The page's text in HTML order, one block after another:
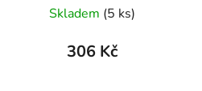
Skladem (5 ks)
306 Kč